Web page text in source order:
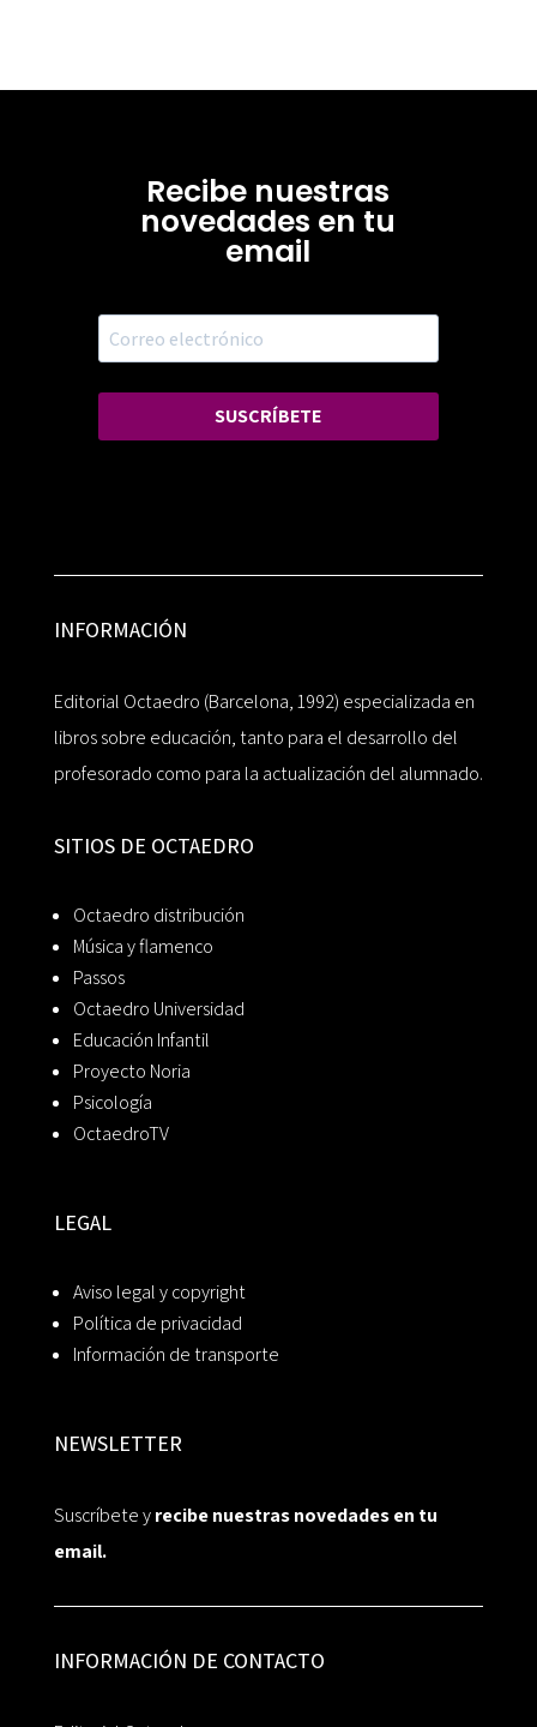
Recibe nuestras
novedades en tu
email
SUSCRÍBETE
INFORMACIÓN
Editorial Octaedro (Barcelona, 1992) especializada en
libros sobre educación, tanto para el desarrollo del
profesorado como para la actualización del alumnado.
SITIOS DE OCTAEDRO
Octaedro distribución
Música y flamenco
Passos
Octaedro Universidad
Educación Infantil
Proyecto Noria
Psicología
OctaedroTV
LEGAL
Aviso legal y copyright
Política de privacidad
Información de transporte
NEWSLETTER
Suscríbete yrecibe nuestras novedades en tu
email.
INFORMACIÓN DE CONTACTO